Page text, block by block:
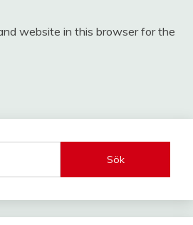
website in this browser for the
Sök